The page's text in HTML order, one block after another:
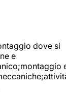
dove si
e